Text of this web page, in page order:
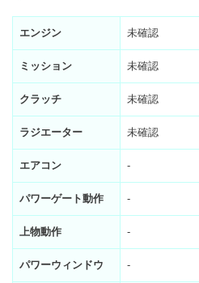
エンジン 未確認
ミッション 未確認
クラッチ 未確認
ラジエーター 未確認
エアコン -
パワーゲート動作 -
上物動作 -
パワーウィンドウ -